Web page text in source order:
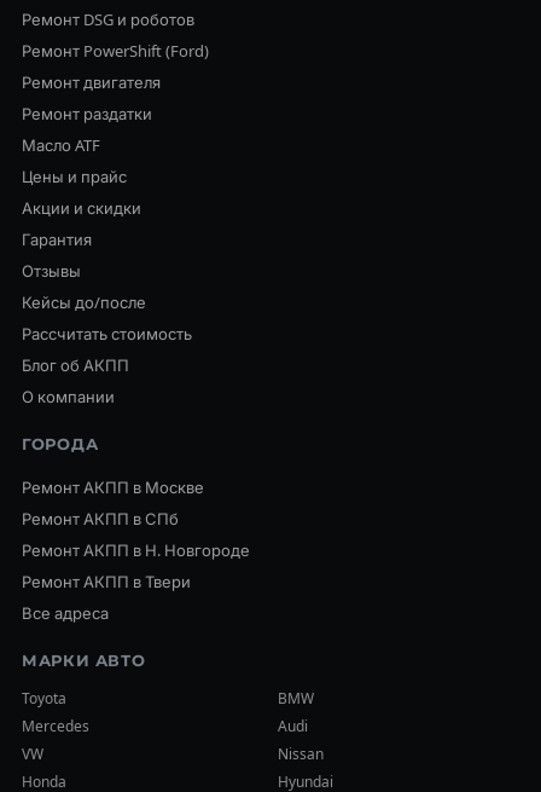
Ремонт DSG и роботов
Ремонт PowerShift (Ford)
Ремонт двигателя
Ремонт раздатки
Масло ATF
Цены и прайс
Акции и скидки
Гарантия
Отзывы
Кейсы до/после
Рассчитать стоимость
Блог об АКПП
О компании
ГОРОДА
Ремонт АКПП в Москве
Ремонт АКПП в СПб
Ремонт АКПП в Н. Новгороде
Ремонт АКПП в Твери
Все адреса
МАРКИ АВТО
Toyota
BMW
Mercedes
Audi
VW
Nissan
Honda
Hyundai